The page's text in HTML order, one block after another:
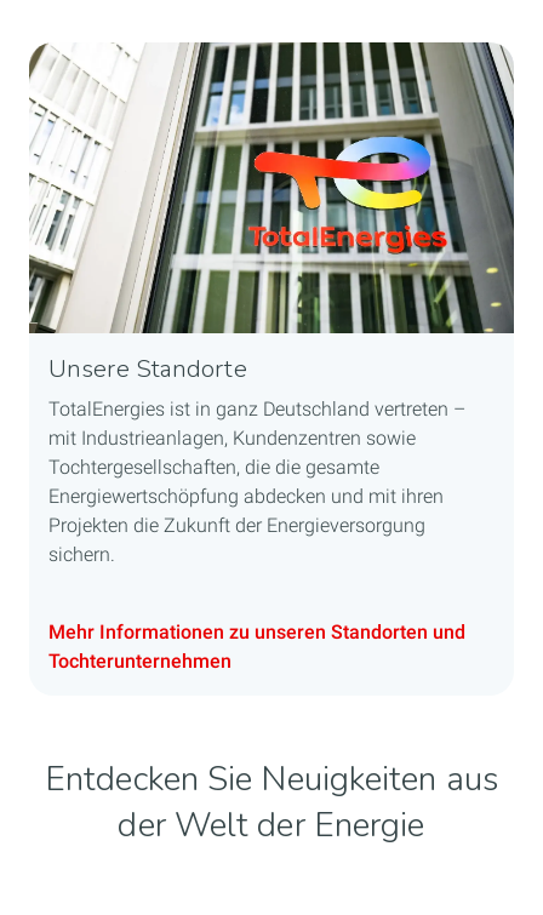
Unsere Standorte
TotalEnergies ist in ganz Deutschland vertreten –
mit Industrieanlagen, Kundenzentren sowie
Tochtergesellschaften, die die gesamte
Energiewertschöpfung abdecken und mit ihren
Projekten die Zukunft der Energieversorgung
sichern.
Mehr Informationen zu unseren Standorten und
Tochterunternehmen
Entdecken Sie Neuigkeiten aus
der Welt der Energie